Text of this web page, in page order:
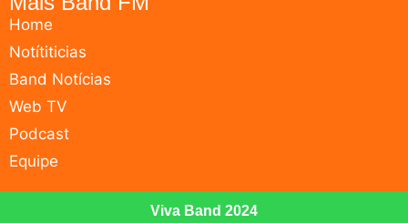
Home
Notítiticias
Band Notícias
Web TV
Podcast
Equipe
Viva Band 2024